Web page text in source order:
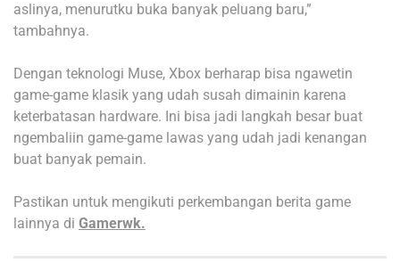
aslinya, menurutku buka banyak peluang baru,”
tambahnya.
Dengan teknologi Muse, Xbox berharap bisa ngawetin
game-game klasik yang udah susah dimainin karena
keterbatasan hardware. Ini bisa jadi langkah besar buat
ngembaliin game-game lawas yang udah jadi kenangan
buat banyak pemain.
Pastikan untuk mengikuti perkembangan berita game
lainnya di Gamerwk.